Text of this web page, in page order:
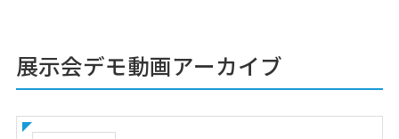
展示会デモ動画アーカイブ